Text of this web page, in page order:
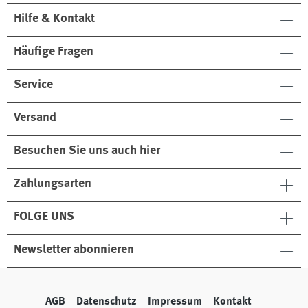
Hilfe & Kontakt
Häufige Fragen
Service
Versand
Besuchen Sie uns auch hier
Zahlungsarten
FOLGE UNS
Newsletter abonnieren
AGB Datenschutz Impressum Kontakt